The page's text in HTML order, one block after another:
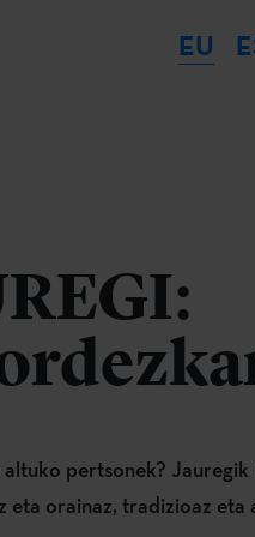
EU
pertsonek? Jauregik
orainaz, tradizioaz eta